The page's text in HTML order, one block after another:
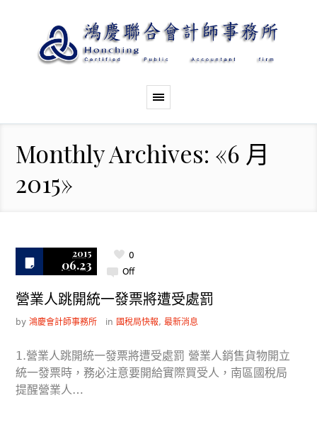
Monthly Archives: «6 月
2015»
2015
06.23 Off
0
營業人跳開統一發票將遭受處罰
by鴻慶會計師事務所 in 國稅局快報,最新消息
1.營業人跳開統一發票將遭受處罰 營業人銷售貨物開立
統一發票時，務必注意要開給實際買受人，南區國稅局
提醒營業人…